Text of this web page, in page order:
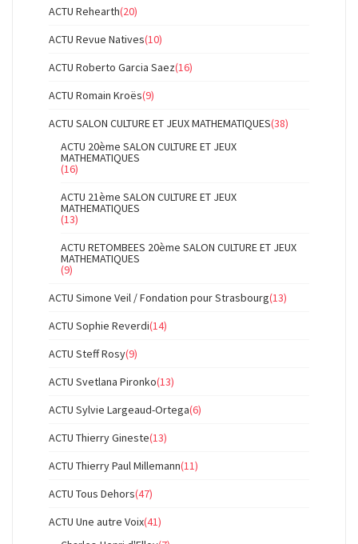
ACTU Rehearth(20)
ACTU Revue Natives(10)
ACTU Roberto Garcia Saez(16)
ACTU Romain Kroës(9)
ACTU SALON CULTURE ET JEUX MATHEMATIQUES(38)
ACTU 20ème SALON CULTURE ET JEUX
MATHEMATIQUES
(16)
ACTU 21ème SALON CULTURE ET JEUX
MATHEMATIQUES
(13)
ACTU RETOMBEES 20ème SALON CULTURE ET JEUX
MATHEMATIQUES
(9)
ACTU Simone Veil / Fondation pour Strasbourg(13)
ACTU Sophie Reverdi(14)
ACTU Steff Rosy(9)
ACTU Svetlana Pironko(13)
ACTU Sylvie Largeaud-Ortega(6)
ACTU Thierry Gineste(13)
ACTU Thierry Paul Millemann(11)
ACTU Tous Dehors(47)
ACTU Une autre Voix(41)